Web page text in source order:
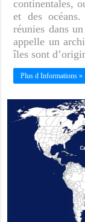
continentales,
et des
réunies dans
appelle un
îles sont
Plus d Informations »